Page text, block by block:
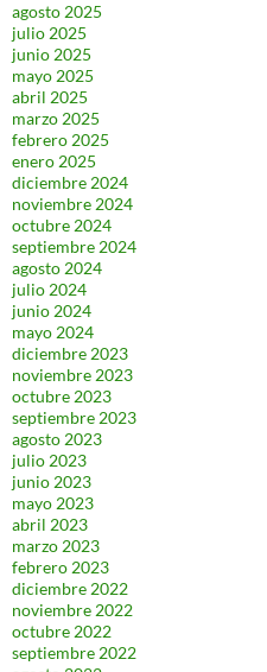
agosto 2025
julio 2025
junio 2025
mayo 2025
abril 2025
marzo 2025
febrero 2025
enero 2025
diciembre 2024
noviembre 2024
octubre 2024
septiembre 2024
agosto 2024
julio 2024
junio 2024
mayo 2024
diciembre 2023
noviembre 2023
octubre 2023
septiembre 2023
agosto 2023
julio 2023
junio 2023
mayo 2023
abril 2023
marzo 2023
febrero 2023
diciembre 2022
noviembre 2022
octubre 2022
septiembre 2022